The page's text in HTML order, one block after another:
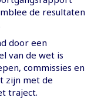
de resultaten
door een
van de wet is
commissies en
zijn met de
traject.